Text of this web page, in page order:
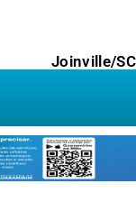
Joinville/SC